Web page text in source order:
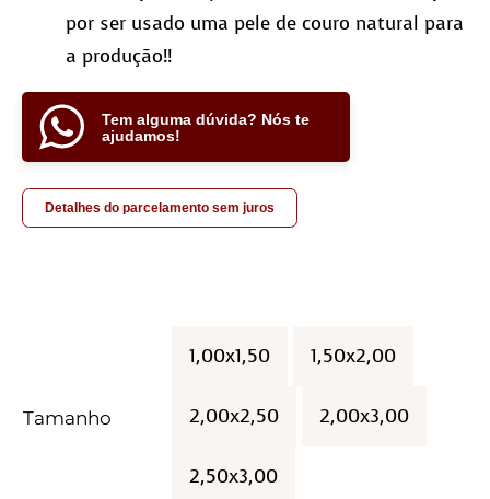
por ser usado uma pele de couro natural para
a produção!!
Tem alguma dúvida? Nós te
ajudamos!
Detalhes do parcelamento sem juros
Tamanho
1,00x1,50 1,50x2,00
2,00x2,50 2,00x3,00
2,50x3,00